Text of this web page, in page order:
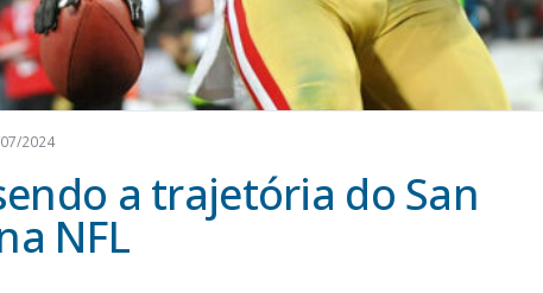
2024
a trajetória do San
NFL